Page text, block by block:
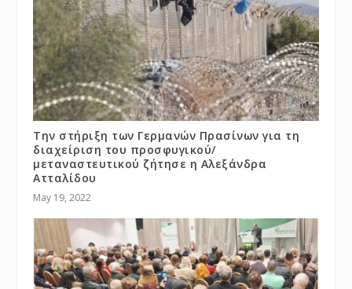
Την στήριξη των Γερμανών Πρασίνων για τη
διαχείριση του προσφυγικού/
μεταναστευτικού ζήτησε η Αλεξάνδρα
Ατταλίδου
May 19, 2022